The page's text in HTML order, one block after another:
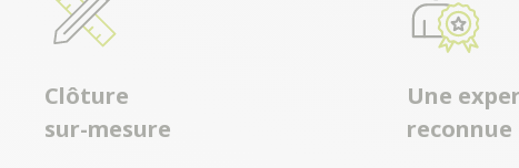
Clôture
sur-mesure
Une
reconnue